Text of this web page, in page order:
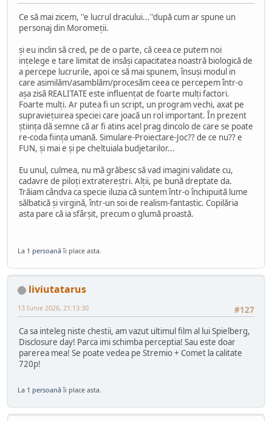
Ce să mai zicem, ''e lucrul dracului...''după cum ar spune un
personaj din Moromeții.
și eu inclin să cred, pe de o parte, că ceea ce putem noi
ințelege e tare limitat de insăși capacitatea noastră biologică de
a percepe lucrurile, apoi ce să mai spunem, însuși modul in
care asimilăm/asamblăm/procesăm ceea ce percepem într-o
așa zisă REALITATE este influențat de foarte mulți factori.
Foarte mulți. Ar putea fi un script, un program vechi, axat pe
supraviețuirea speciei care joacă un rol important. În prezent
știința dă semne că ar fi atins acel prag dincolo de care se poate
re-coda ființa umană. Simulare-Proiectare-Joc?? de ce nu?? e
FUN, și mai e și pe cheltuiala budjetarilor...
Eu unul, culmea, nu mă grăbesc să vad imagini validate cu,
cadavre de piloți extratereștri. Alții, pe bună dreptate da.
Trăiam cândva ca specie iluzia că suntem într-o închipuită lume
sălbatică și virgină, într-un soi de realism-fantastic. Copilăria
asta pare că ia sfârșit, precum o glumă proastă.
La 1 persoanăîi place asta.
liviutatarus
#127
13 Iunie 2026, 21:13:30
Ca sa inteleg niste chestii, am vazut ultimul film al lui Spielberg,
Disclosure day! Parca imi schimba perceptia! Sau este doar
parerea mea! Se poate vedea pe Stremio + Comet la calitate
720p!
La 1 persoanăîi place asta.